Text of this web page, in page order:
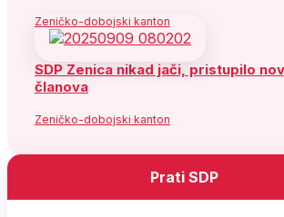
Zeničko-dobojski kanton
SDP Zenica nikad jači, pristupilo
članova
Zeničko-dobojski kanton
Prati SDP